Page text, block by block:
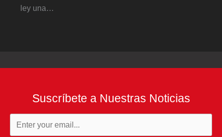
ley una…
Suscríbete a Nuestras Noticias